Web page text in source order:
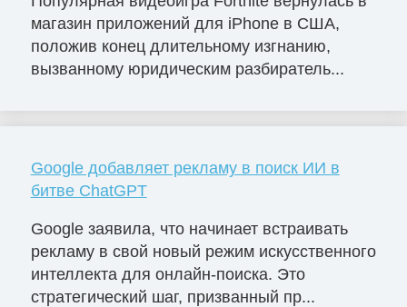
магазин приложений для iPhone в США,
положив конец длительному изгнанию,
вызванному юридическим разбиратель...
Google добавляет рекламу в поиск ИИ в
битве ChatGPT
Google заявила, что начинает встраивать
рекламу в свой новый режим искусственного
интеллекта для онлайн-поиска. Это
стратегический шаг, призванный пр...